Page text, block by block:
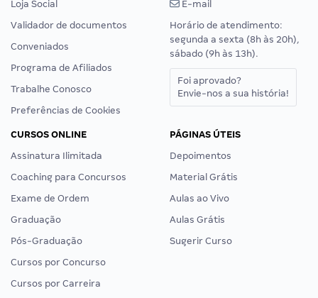
Loja Social
Validador de documentos
Conveniados
Programa de Afiliados
Trabalhe Conosco
Preferências de Cookies
E-mail
Horário de atendimento:
segunda a sexta (8h às 20h),
sábado (9h às 13h).
Foi aprovado?
Envie-nos a sua história!
CURSOS ONLINE
Assinatura Ilimitada
Coaching para Concursos
Exame de Ordem
Graduação
Pós-Graduação
Cursos por Concurso
Cursos por Carreira
PÁGINAS ÚTEIS
Depoimentos
Material Grátis
Aulas ao Vivo
Aulas Grátis
Sugerir Curso